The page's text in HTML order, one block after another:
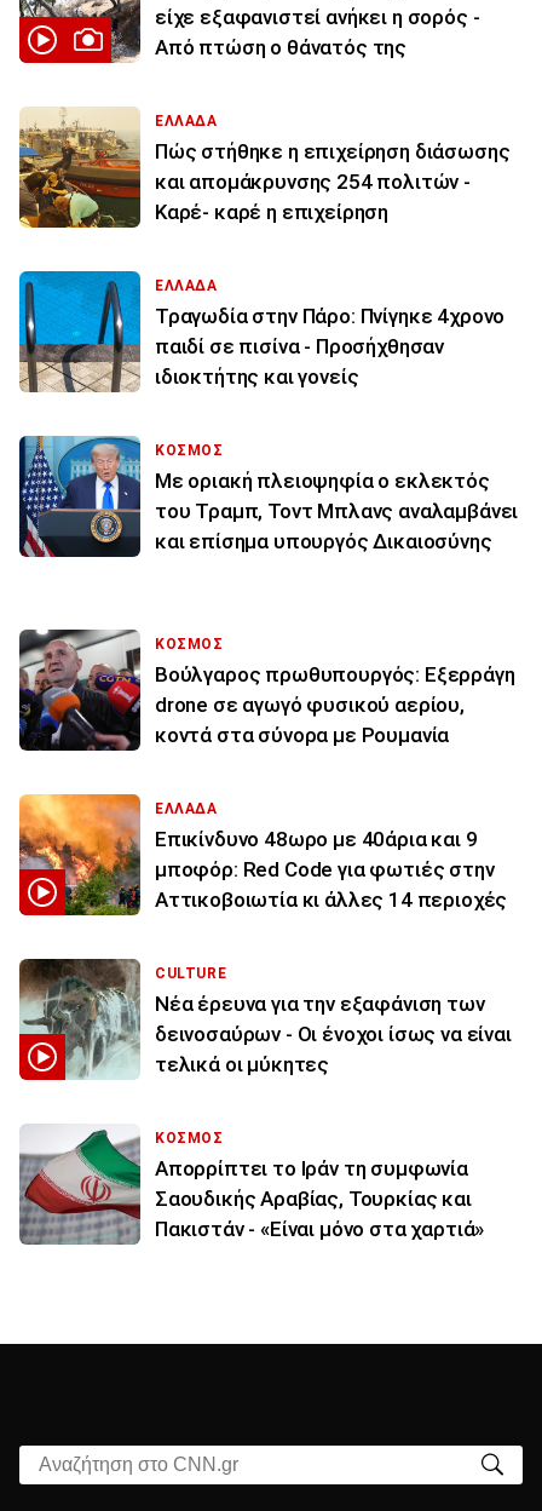
είχε εξαφανιστεί ανήκει η σορός -
Από πτώση ο θάνατός της
ΕΛΛΑΔΑ
Πώς στήθηκε η επιχείρηση διάσωσης
και απομάκρυνσης 254 πολιτών -
Καρέ- καρέ η επιχείρηση
ΕΛΛΑΔΑ
Τραγωδία στην Πάρο: Πνίγηκε 4χρονο
παιδί σε πισίνα - Προσήχθησαν
ιδιοκτήτης και γονείς
ΚΟΣΜΟΣ
Με οριακή πλειοψηφία ο εκλεκτός
του Τραμπ, Τοντ Μπλανς αναλαμβάνει
και επίσημα υπουργός Δικαιοσύνης
ΚΟΣΜΟΣ
Βούλγαρος πρωθυπουργός: Εξερράγη
drone σε αγωγό φυσικού αερίου,
κοντά στα σύνορα με Ρουμανία
ΕΛΛΑΔΑ
Επικίνδυνο 48ωρο με 40άρια και 9
μποφόρ: Red Code για φωτιές στην
Αττικοβοιωτία κι άλλες 14 περιοχές
CULTURE
Νέα έρευνα για την εξαφάνιση των
δεινοσαύρων - Οι ένοχοι ίσως να είναι
τελικά οι μύκητες
ΚΟΣΜΟΣ
Απορρίπτει το Ιράν τη συμφωνία
Σαουδικής Αραβίας, Τουρκίας και
Πακιστάν - «Είναι μόνο στα χαρτιά»
Αναζήτηση στο CNN.gr